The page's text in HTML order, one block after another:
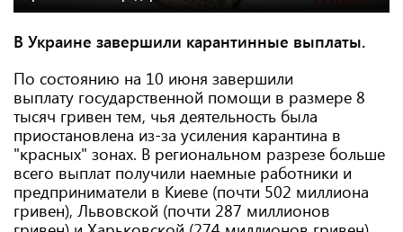
В Украине завершили карантинные выплаты.
По состоянию на 10 июня завершили
выплату государственной помощи в размере 8
тысяч гривен тем, чья деятельность была
приостановлена ​​из-за усиления карантина в
"красных" зонах. В региональном разрезе больше
всего выплат получили наемные работники и
предприниматели в Киеве (почти 502 миллиона
гривен), Львовской (почти 287 миллионов ​​